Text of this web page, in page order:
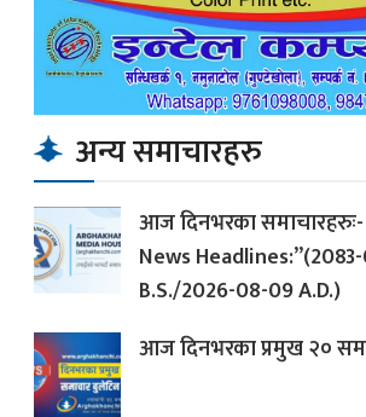
अन्य समाचारहरु
आज दिनभरका
News
B.S./2026-08-09 A.D.)
आज दिनभरका प्रमुख २०